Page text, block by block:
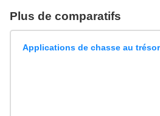
Plus de comparatifs
Applications de chasse au trésor